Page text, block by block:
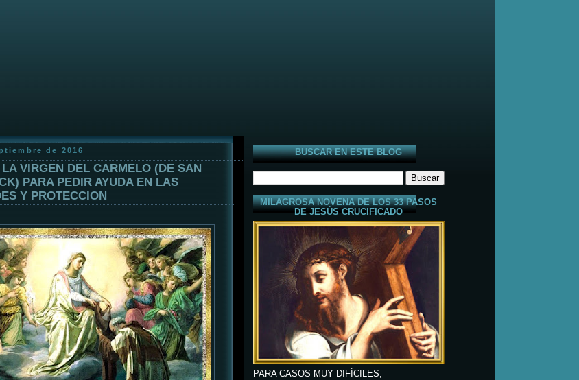
de 2016
VIRGEN DEL CARMELO (DE SAN
PARA PEDIR AYUDA EN LAS
Y PROTECCION
BUSCAR EN ESTE BLOG
MILAGROSA NOVENA DE LOS 33 PASOS
DE JESÚS CRUCIFICADO
PARA CASOS MUY DIFÍCILES,